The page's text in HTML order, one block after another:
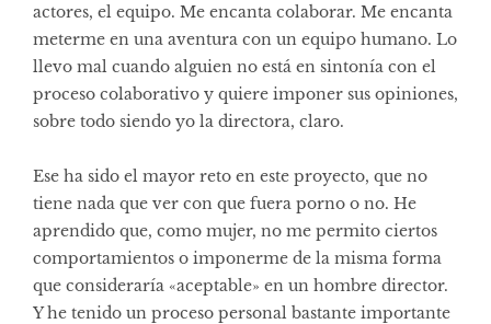
actores, el equipo. Me encanta colaborar. Me encanta
meterme en una aventura con un equipo humano. Lo
llevo mal cuando alguien no está en sintonía con el
proceso colaborativo y quiere imponer sus opiniones,
sobre todo siendo yo la directora, claro.
Ese ha sido el mayor reto en este proyecto, que no
tiene nada que ver con que fuera porno o no. He
aprendido que, como mujer, no me permito ciertos
comportamientos o imponerme de la misma forma
que consideraría «aceptable» en un hombre director.
Y he tenido un proceso personal bastante importante